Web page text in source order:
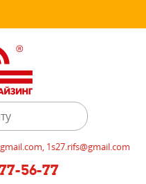
1s27.rifs@gmail.com
56-77